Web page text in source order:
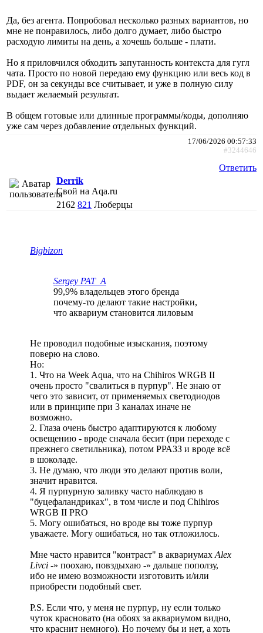
Да, без агента. Попробовал несколько разных вариантов, но
мне не понравилось, либо долго думает, либо быстро
расходую лимиты на день, а хочешь больше - плати.
Но я приловчился обходить запутанность контекста для гугл
чата. Просто по новой передаю ему функцию или весь код в
PDF, он за секунды все считывает, и уже в полную силу
выдает желаемый результат.
В общем готовые или длинные программы/коды, дополняю
уже сам через добавление отдельных функций.
17/06/2026 00:57:33
#3244646
Ответить
Derrik
Свой на Aqa.ru
2162 821 Люберцы
Bigbizon
Sergey PAT_A
99,9% владельцев этого бренда
почему-то делают такие настройки,
что аквариум становится лиловым
Не проводил подобные изыскания, поэтому
поверю на слово.
Но:
1. Что на Week Aqua, что на Chihiros WRGB II
очень просто "свалиться в пурпур". Не знаю от
чего это зависит, от применяемых светодиодов
или в принципе при 3 каналах иначе не
возможно.
2. Глаза очень быстро адаптируются к любому
освещению - вроде сначала бесит (при переходе с
прежнего светильника), потом РРАЗЗ и вроде всё
в шоколаде.
3. Не думаю, что люди это делают против воли,
значит нравится.
4. Я пурпурную заливку часто наблюдаю в
"буцефаландриках", в том числе и под Chihiros
WRGB II PRO
5. Могу ошибаться, но вроде вы тоже пурпур
уважаете. Могу ошибаться, но так отложилось.
Мне часто нравится "контраст" в аквариумах Alex
Livci -» поохаю, повздыхаю -» дальше поползу,
ибо не имею возможности изготовить и/или
приобрести подобный свет.
P.S. Если что, у меня не пурпур, ну если только
чуток красновато (на обоях за аквариумом видно,
что краснит немного). Но почему бы и нет, а хоть